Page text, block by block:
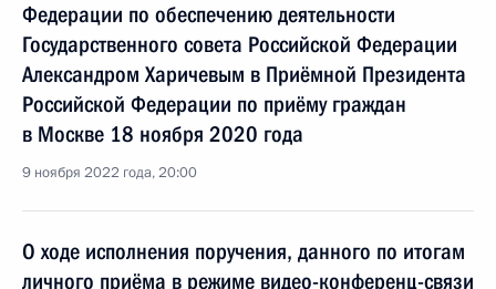
Федерации по обеспечению деятельности
Государственного совета Российской Федерации
Александром Харичевым в Приёмной Президента
Российской Федерации по приёму граждан
в Москве 18 ноября 2020 года
9 ноября 2022 года, 20:00
О ходе исполнения поручения, данного по итогам
личного приёма в режиме видео-конференц-связи